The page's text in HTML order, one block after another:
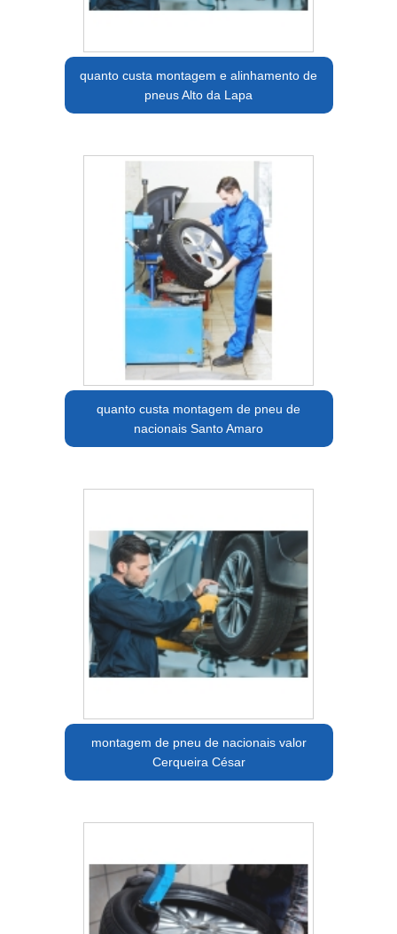
quanto custa montagem e alinhamento de
pneus Alto da Lapa
quanto custa montagem de pneu de
nacionais Santo Amaro
montagem de pneu de nacionais valor
Cerqueira César